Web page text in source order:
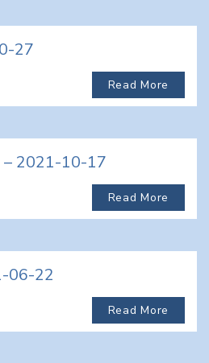
27
Read More
2021-10-17
Read More
06-22
Read More